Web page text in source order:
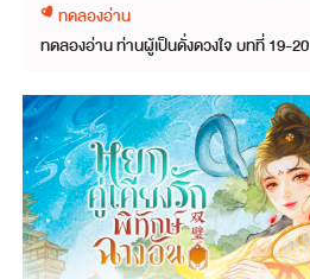
ทดลองอ่าน
ทดลองอ่าน ท่านผู้เป็นดั่งดวงใจ บทที่ 19-20